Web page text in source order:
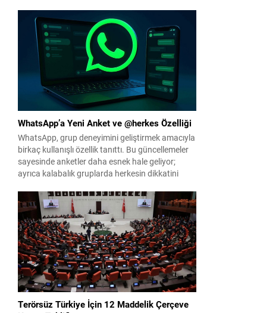
Temmuz 2027’ye kadar kaldırıyor. Açıklamada
bu düzenlemenin kalıcı bir çevre politikası
değişikliği anlamına gelmediği vurgulanıyor;
kararın geçici olduğu ve uzun vadeli çevre
hedeflerinden sapma amaçlanmadığı...
WhatsApp’a Yeni Anket ve @herkes Özelliği
WhatsApp, grup deneyimini geliştirmek amacıyla
birkaç kullanışlı özellik tanıttı. Bu güncellemeler
sayesinde anketler daha esnek hale geliyor;
ayrıca kalabalık gruplarda herkesin dikkatini
yenilikler, grup içi organizasyonları ve duyuruları
yönetmeyi daha pratik bir hâle getiriyor. Aşağıda
öne çıkan değişiklikler ve kullanım notları
özetlenmiştir. Anketlerde esneklik ve...
Terörsüz Türkiye İçin 12 Maddelik Çerçeve